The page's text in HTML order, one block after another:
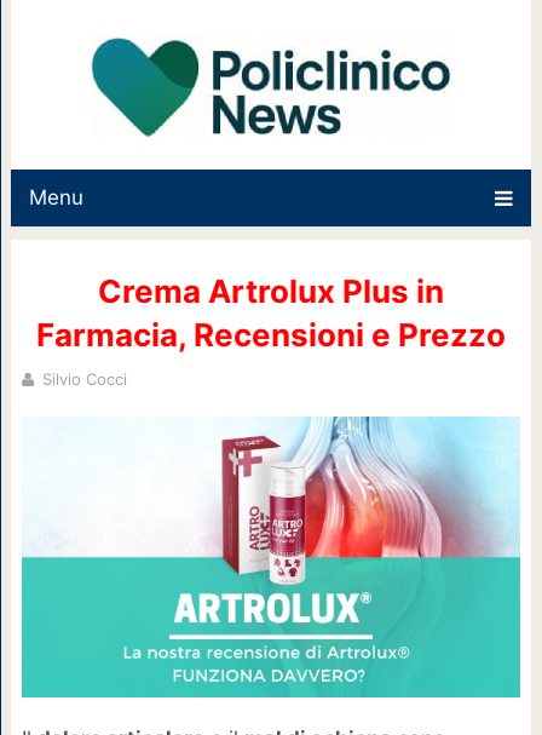
Menu
Crema Artrolux Plus in
Farmacia, Recensioni e Prezzo
Silvio Cocci